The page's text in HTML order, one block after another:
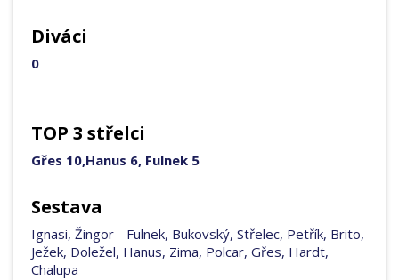
Diváci
0
TOP 3 střelci
Gřes 10,Hanus 6, Fulnek 5
Sestava
Ignasi, Žingor - Fulnek, Bukovský, Střelec, Petřík, Brito,
Ježek, Doležel, Hanus, Zima, Polcar, Gřes, Hardt,
Chalupa